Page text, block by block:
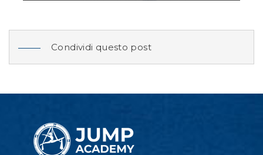
Condividi questo post